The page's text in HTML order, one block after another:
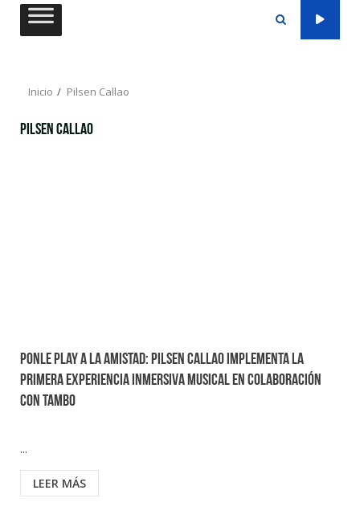
Saltar
Inicio Pilsen Callao
Pilsen Callao
Ponle Play a la Amistad: Pilsen Callao implementa la
primera experiencia inmersiva musical en colaboración
con Tambo
...
LEER MÁS